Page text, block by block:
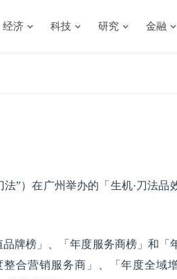
经济 科技 研究 金融
”）在广州举办的「生机·刀法品
牌榜」、「年度服务商榜」和「
合营销服务商」、「年度全域